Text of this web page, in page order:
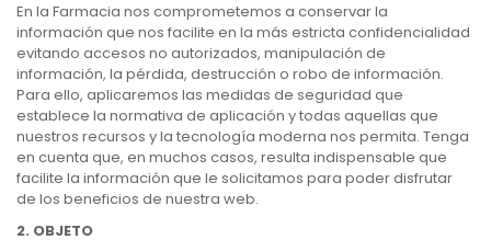
En la Farmacia nos comprometemos a conservar la
información que nos facilite en la más estricta confidencialidad
evitando accesos no autorizados, manipulación de
información, la pérdida, destrucción o robo de información.
Para ello, aplicaremos las medidas de seguridad que
establece la normativa de aplicación y todas aquellas que
nuestros recursos y la tecnología moderna nos permita. Tenga
en cuenta que, en muchos casos, resulta indispensable que
facilite la información que le solicitamos para poder disfrutar
de los beneficios de nuestra web.
2. OBJETO